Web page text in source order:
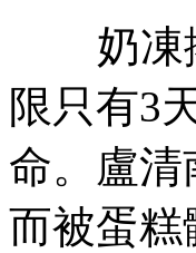
奶凍捲
限只有3
命。盧
而被蛋糕